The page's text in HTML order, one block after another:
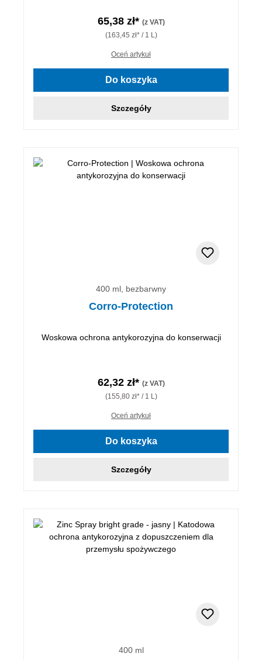
65,38 zł* (z VAT)
(163,45 zł* / 1 L)
Oceń artykuł
Do koszyka
Szczegóły
400 ml, bezbarwny
Corro-Protection
Woskowa ochrona antykorozyjna do konserwacji
62,32 zł* (z VAT)
(155,80 zł* / 1 L)
Oceń artykuł
Do koszyka
Szczegóły
400 ml